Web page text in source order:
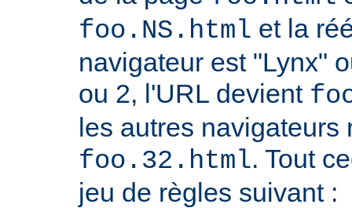
foo.NS.html et la
navigateur est "Lynx"
ou 2, l'URL devient
les autres navigateurs
foo.32.html. Tout
jeu de règles suivant :